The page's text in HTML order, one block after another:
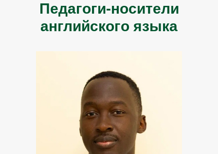
Педагоги-носители
английского языка